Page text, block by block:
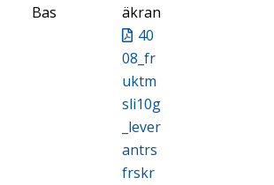
Bas
äkran
40
08_fr
uktm
sli10g
_lever
antrs
frskr